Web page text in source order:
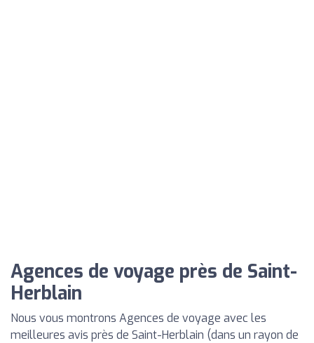
Agences de voyage près de Saint-
Herblain
Nous vous montrons Agences de voyage avec les
meilleures avis près de Saint-Herblain (dans un rayon de